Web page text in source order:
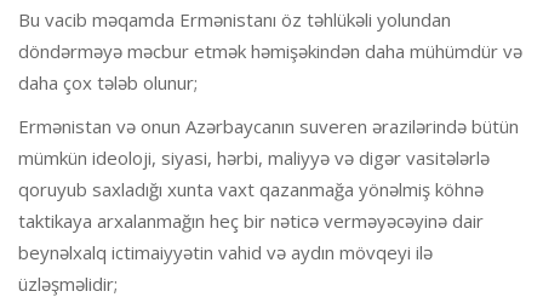
Bu vacib məqamda Ermənistanı öz təhlükəli yolundan
döndərməyə məcbur etmək həmişəkindən daha mühümdür və
daha çox tələb olunur;
Ermənistan və onun Azərbaycanın suveren ərazilərində bütün
mümkün ideoloji, siyasi, hərbi, maliyyə və digər vasitələrlə
qoruyub saxladığı xunta vaxt qazanmağa yönəlmiş köhnə
taktikaya arxalanmağın heç bir nəticə verməyəcəyinə dair
beynəlxalq ictimaiyyətin vahid və aydın mövqeyi ilə
üzləşməlidir;